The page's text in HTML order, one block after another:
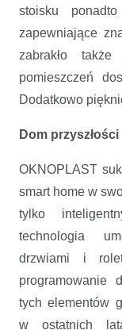
stoisku
zapewniające
zabrakło
pomieszczeń
Dodatkowo
Dom przyszłości
OKNOPLAST
smart home w
tylko
technologia
drzwiami i
programowanie
tych elementów
w ostatnich